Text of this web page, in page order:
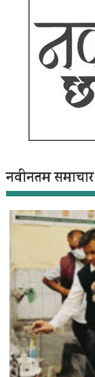
नवीनतम समाचार